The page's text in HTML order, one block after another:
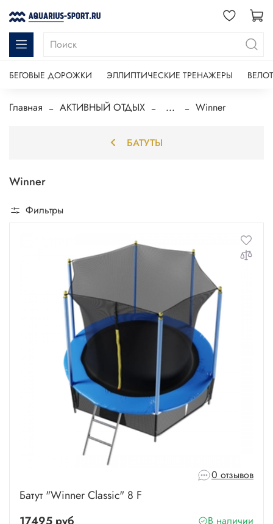
БЕГОВЫЕ ДОРОЖКИ ЭЛЛИПТИЧЕСКИЕ ТРЕНАЖЕРЫ
Главная АКТИВНЫЙ ОТДЫХ ... Winner
Winner
Фильтры
0 отзывов
Батут "Winner Classic" 8 F
17495 руб
В наличии
БАТУТЫ